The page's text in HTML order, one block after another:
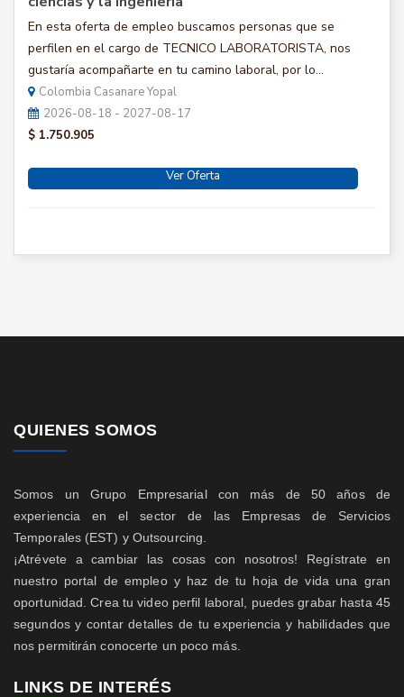
En esta oferta de empleo buscamos personas que se
perfilen en el cargo de TECNICO LABORATORISTA, nos
gustaría acompañarte en tu camino laboral, por lo...
Colombia Casanare Yopal
2026-08-18 - 2027-08-17
$ 1.750.905
Ver Oferta
QUIENES SOMOS
Somos un Grupo Empresarial con más de 50 años de
experiencia en el sector de las Empresas de Servicios
Temporales (EST) y Outsourcing.
¡Atrévete a cambiar las cosas con nosotros! Regístrate en
nuestro portal de empleo y haz de tu hoja de vida una gran
oportunidad. Crea tu video perfil laboral, puedes grabar hasta 45
segundos y contar detalles de tu experiencia y habilidades que
nos permitirán conocerte un poco más.
LINKS DE INTERÉS